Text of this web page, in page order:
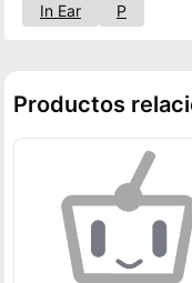
In Ear P
Productos